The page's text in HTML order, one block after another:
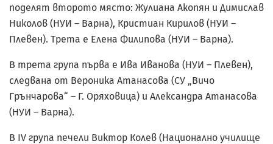
поделят второто място: Жулиана Акопян и Димислав
Николов (НУИ – Варна), Кристиан Кирилов (НУИ –
Плевен). Трета е Елена Филипова (НУИ – Варна).
В трета група първа е Ива Иванова (НУИ – Плевен),
следвана от Вероника Атанасова (СУ „Вичо
Грънчарова“ – Г. Оряховица) и Александра Атанасова
(НУИ – Варна).
В IV група печели Виктор Колев (Национално училище